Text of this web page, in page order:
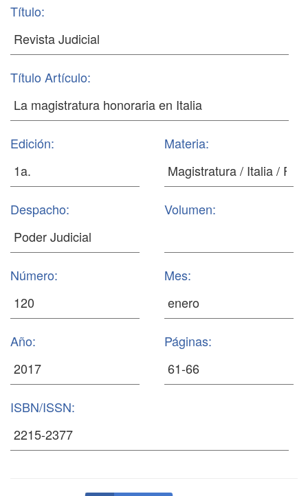
Título:
Título Artículo:
Edición: Materia:
Despacho: Volumen:
Número: Mes:
Año: Páginas:
ISBN/ISSN: